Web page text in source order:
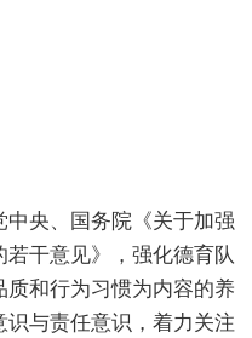
央、国务院《关于加强
干意见》，强化德育队
和行为习惯为内容的养
与责任意识，着力关注